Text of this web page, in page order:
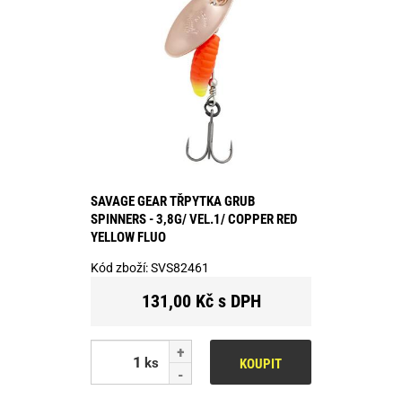
SAVAGE GEAR TŘPYTKA GRUB
SPINNERS - 3,8G/ VEL.1/ COPPER RED
YELLOW FLUO
Kód zboží:SVS82461
131,00 Kč s DPH
ks KOUPIT